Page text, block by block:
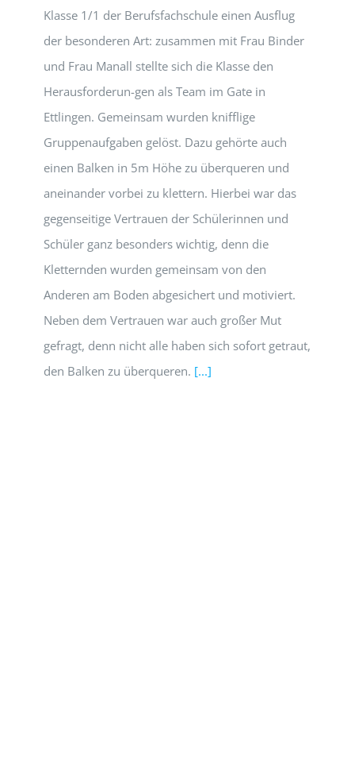
Klasse 1/1 der Berufsfachschule einen Ausflug
der besonderen Art: zusammen mit Frau Binder
und Frau Manall stellte sich die Klasse den
Herausforderun-gen als Team im Gate in
Ettlingen. Gemeinsam wurden knifflige
Gruppenaufgaben gelöst. Dazu gehörte auch
einen Balken in 5m Höhe zu überqueren und
aneinander vorbei zu klettern. Hierbei war das
gegenseitige Vertrauen der Schülerinnen und
Schüler ganz besonders wichtig, denn die
Kletternden wurden gemeinsam von den
Anderen am Boden abgesichert und motiviert.
Neben dem Vertrauen war auch großer Mut
gefragt, denn nicht alle haben sich sofort getraut,
den Balken zu überqueren. [...]